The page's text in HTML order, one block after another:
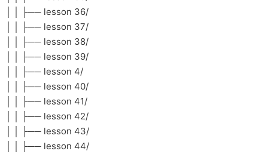
│ │ ├── lesson 36/
│ │ ├── lesson 37/
│ │ ├── lesson 38/
│ │ ├── lesson 39/
│ │ ├── lesson 4/
│ │ ├── lesson 40/
│ │ ├── lesson 41/
│ │ ├── lesson 42/
│ │ ├── lesson 43/
│ │ ├── lesson 44/